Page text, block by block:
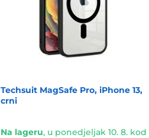
Techsuit MagSafe Pro, iPhone 13,
crni
Na lageru, u ponedjeljak 10. 8. kod